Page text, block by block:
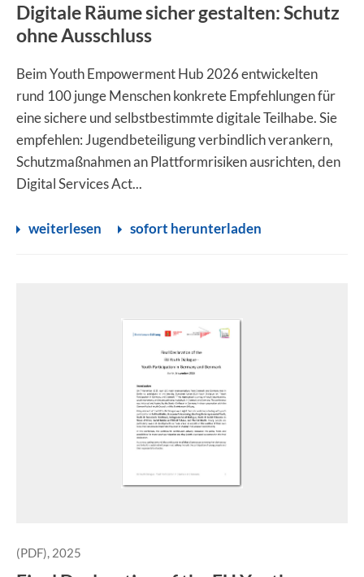
Digitale Räume sicher gestalten: Schutz
ohne Ausschluss
Beim Youth Empowerment Hub 2026 entwickelten
rund 100 junge Menschen konkrete Empfehlungen für
eine sichere und selbstbestimmte digitale Teilhabe. Sie
empfehlen: Jugendbeteiligung verbindlich verankern,
Schutzmaßnahmen an Plattformrisiken ausrichten, den
Digital Services Act...
weiterlesen sofort herunterladen
(PDF), 2025